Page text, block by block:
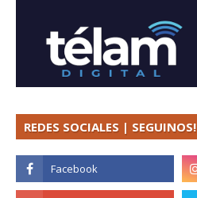
REDES SOCIALES | SEGUINOS!